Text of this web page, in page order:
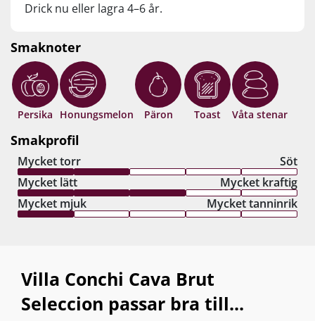
Drick nu eller lagra 4–6 år.
Smaknoter
Persika Honungsmelon Päron Toast Våta stenar
Smakprofil
Mycket torr
Söt
Mycket lätt
Mycket kraftig
Mycket mjuk
Mycket tanninrik
Villa Conchi Cava Brut
Seleccion passar bra till...